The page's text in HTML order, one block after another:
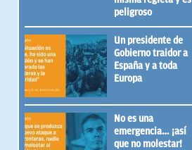
peligroso
Un presidente de
Gobierno traidor a
España y a toda
Europa
No es una
emergencia… ¡así
que no molestar!